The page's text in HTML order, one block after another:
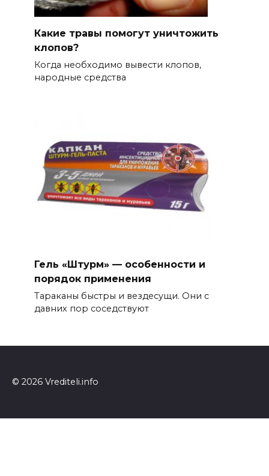
Какие травы помогут уничтожить
клопов?
Когда необходимо вывести клопов,
народные средства
Гель «Штурм» — особенности и
порядок применения
Тараканы быстры и вездесущи. Они с
давних пор соседствуют
© 2026 Vrediteli.info